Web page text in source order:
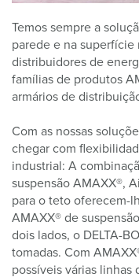
Temos sempre a
parede e na superfície
distribuidores de
famílias de produtos
armários de
Com as nossas
chegar com
industrial: A
suspensão AMAXX®,
para o teto oferecem-
AMAXX® de
dois lados, o DELTA-
tomadas. Com
possíveis várias linhas